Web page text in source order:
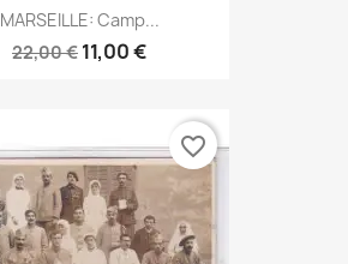
MARSEILLE: Camp...
22,00 € 11,00 €
favorite_border